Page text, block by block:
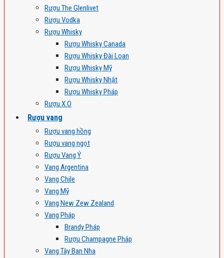
Rượu The Glenlivet
Rượu Vodka
Rượu Whisky
Rượu Whisky Canada
Rượu Whisky Đài Loan
Rượu Whisky Mỹ
Rượu Whisky Nhật
Rượu Whisky Pháp
Rượu X.O
Rượu vang
Rượu vang hồng
Rượu vang ngọt
Rượu Vang Ý
Vang Argentina
Vang Chile
Vang Mỹ
Vang New Zew Zealand
Vang Pháp
Brandy Pháp
Rượu Champagne Pháp
Vang Tây Ban Nha